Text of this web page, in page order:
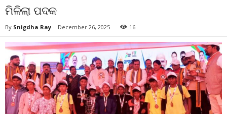
ମିଳିଲା ପଦକ
By Snigdha Ray - December 26, 2025 16